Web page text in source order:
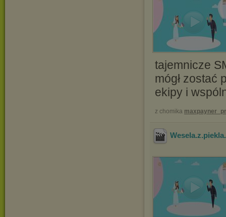
tajemnicze
mógł zostać
ekipy i
z chomika